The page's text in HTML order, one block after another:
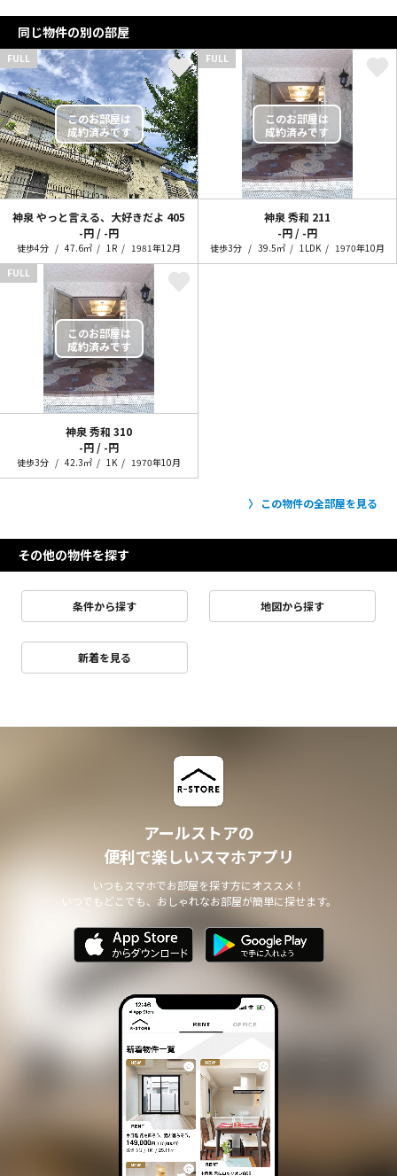
同じ物件の別の部屋
FULL
神泉 やっと言える、大好きだよ 405
-円 / -円
徒歩4分 47.6㎡ 1R 1981年12月
FULL
神泉 秀和 211
-円 / -円
徒歩3分 39.5㎡ 1LDK
1970年10月
FULL
神泉 秀和 310
-円 / -円
徒歩3分 42.3㎡ 1K 1970年10月
この物件の全部屋を見る
その他の物件を探す
条件から探す 地図から探す
新着を見る
アールストアの
便利で楽しいスマホアプリ
いつもスマホでお部屋を探す方にオススメ！
いつでもどこでも、おしゃれなお部屋が簡単に探せます。